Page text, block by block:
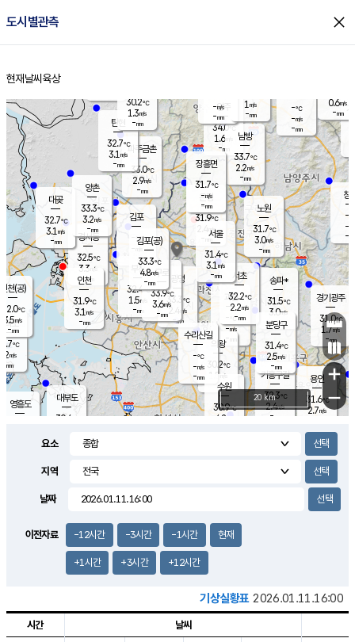
도시별관측 close
홈
현재날씨 육상
의도
℃
m/s
mm
영흥도
양주
34.0℃
1.6
-mm
과천
- ℃
-m/s
- mm
용인
31.6℃
2.7m/s
경기광주
31.0℃
1.7m/s
-mm
2.8m/s
대부도
30.4
경서동
32.5℃
3.3 m/s
-mm
파주금촌
33.0℃
2.9m/s
-mm
-℃
-m/s
-mm
대곶
32.7℃
3.1 m/s
-mm
창
-
-m/
-
탄현
32.7℃
3.1 m/s
-mm
0.6m/s
-mm
의왕
30.2℃
1.5m/s
mm
김포
- ℃
-m/s
mm
광명
33.3 ℃
2.4 m/s
-mm
부천
32.4℃
1.5m/s
-mm
양촌
33.3℃
3.2m/s
-mm
구로
33.9℃
3.6m/s
-mm
은평
31.9℃
2.4 m/s
- mm
노원
31.7℃
3.0m/s
-mm
송파*
31.5℃
3.0m/s
-mm
서초
32.2℃
2.2m/s
-mm
남방
33.7℃
2.2m/s
-mm
기흥구갈
32.3℃
2.4m/s
-
수리산길
-℃
-m/s
-mm
분당구
31.4℃
2.5m/s
-mm
장흥면
31.7℃
-m/s
-mm
-m/s
-mm
인천(공)
32.0℃
3.5m/s
-mm
김포(공)
33.3℃
4.8m/s
-mm
수원
30.9℃
4.2 m/s
인천
31.9℃
3.1 m/s
-mm
서울
31.4℃
3.1 m/s
-mm
30.2℃
1.3m/s
-mm
1 m/s
-mm
+
−
20 km
요소
지역
날짜
이전자료 -12시간 -3시간 -1시간 현재
+1시간 +3시간 +12시간
기상실황표 2026.01.11.16:00
시간 날씨